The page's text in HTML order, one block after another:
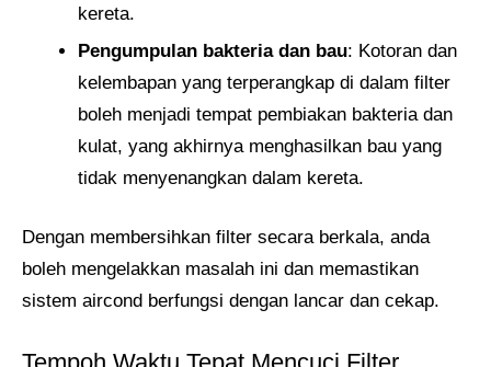
kereta.
Pengumpulan bakteria dan bau: Kotoran dan
kelembapan yang terperangkap di dalam filter
boleh menjadi tempat pembiakan bakteria dan
kulat, yang akhirnya menghasilkan bau yang
tidak menyenangkan dalam kereta.
Dengan membersihkan filter secara berkala, anda
boleh mengelakkan masalah ini dan memastikan
sistem aircond berfungsi dengan lancar dan cekap.